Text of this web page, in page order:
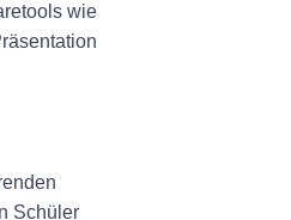
wie
Schüler